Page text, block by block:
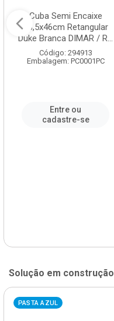
Cuba Semi Encaixe
58,5x46cm Retangular
Duke Branca DIMAR / R...
Código: 294913
Embalagem: PC0001PC
Entre ou
cadastre-se
Solução em construção
PASTA AZUL